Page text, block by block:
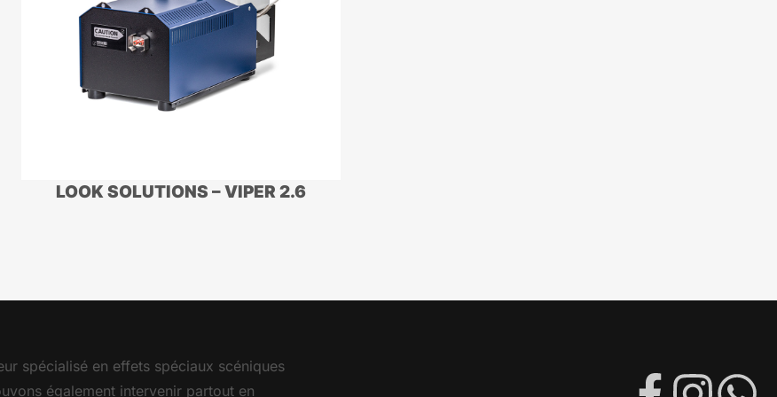
LOOK SOLUTIONS – VIPER 2.6
spécialisé en effets spéciaux scéniques
également intervenir partout en